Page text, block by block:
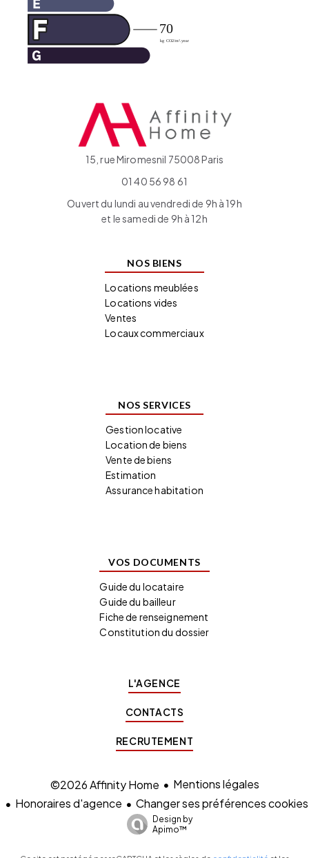
15, rue Miromesnil 75008 Paris
01 40 56 98 61
Ouvert du lundi au vendredi de 9h à 19h
et le samedi de 9h à 12h
NOS BIENS
Locations meublées
Locations vides
Ventes
Locaux commerciaux
NOS SERVICES
Gestion locative
Location de biens
Vente de biens
Estimation
Assurance habitation
VOS DOCUMENTS
Guide du locataire
Guide du bailleur
Fiche de renseignement
Constitution du dossier
L'AGENCE
CONTACTS
RECRUTEMENT
©2026 Affinity Home
Mentions légales
Honoraires d'agence
Changer ses préférences cookies
Design by
Apimo™